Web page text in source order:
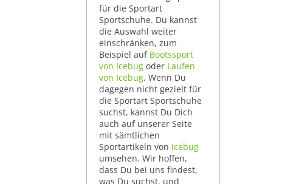
für die Sportart
Sportschuhe. Du kannst
die Auswahl weiter
einschränken, zum
Beispiel auf Bootssport
von Icebug oder Laufen
von Icebug. Wenn Du
dagegen nicht gezielt für
die Sportart Sportschuhe
suchst, kannst Du Dich
auch auf unserer Seite
mit sämtlichen
Sportartikeln von Icebug
umsehen. Wir hoffen,
dass Du bei uns findest,
was Du suchst, und